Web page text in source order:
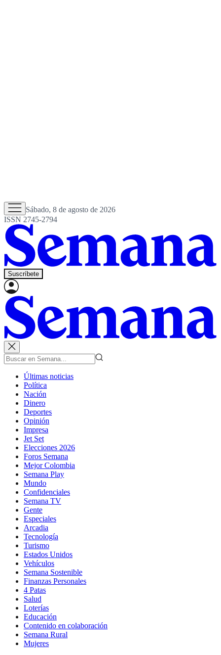
Sábado, 8 de agosto de 2026
ISSN 2745-2794
Suscríbete
Últimas noticias
Política
Nación
Dinero
Deportes
Opinión
Impresa
Jet Set
Elecciones 2026
Foros Semana
Mejor Colombia
Semana Play
Mundo
Confidenciales
Semana TV
Gente
Especiales
Arcadia
Tecnología
Turismo
Estados Unidos
Vehículos
Semana Sostenible
Finanzas Personales
4 Patas
Salud
Loterías
Educación
Contenido en colaboración
Semana Rural
Mujeres